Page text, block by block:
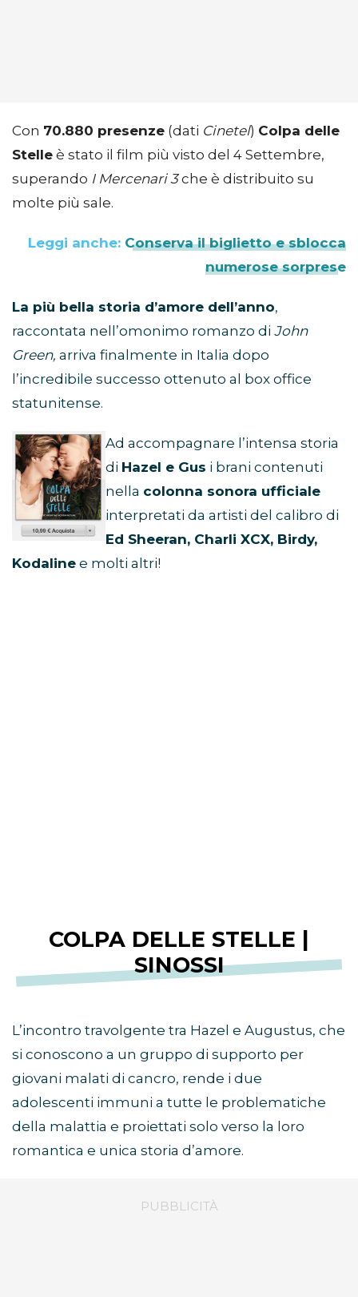
Con 70.880 presenze (dati Cinetel) Colpa delle
Stelle è stato il film più visto del 4 Settembre,
superando I Mercenari 3che è distribuito su
molte più sale.
Leggi anche: Conserva il biglietto e sblocca
numerose sorprese
La più bella storia d’amore dell’anno,
raccontata nell’omonimo romanzo di John
Green, arriva finalmente in Italia dopo
l’incredibile successo ottenuto al box office
statunitense.
Ad accompagnare l’intensa storia
di Hazel e Gus i brani contenuti
nella colonna sonora ufficiale
interpretati da artisti del calibro di
Ed Sheeran, Charli XCX, Birdy,
Kodaline e molti altri!
COLPA DELLE STELLE |
SINOSSI
L’incontro travolgente tra Hazel e Augustus, che
si conoscono a un gruppo di supporto per
giovani malati di cancro, rende i due
adolescenti immuni a tutte le problematiche
della malattia e proiettati solo verso la loro
romantica e unica storia d’amore.